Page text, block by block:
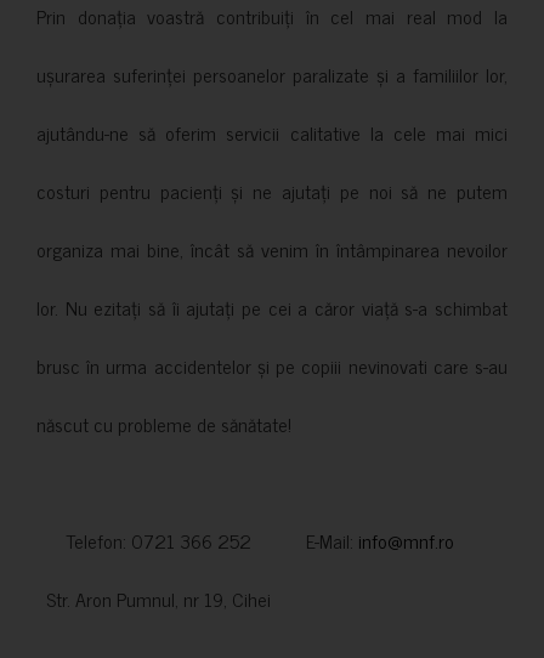
Prin donația voastră contribuiți în cel mai real mod la
ușurarea suferinței persoanelor paralizate și a familiilor lor,
ajutându-ne să oferim servicii calitative la cele mai mici
costuri pentru pacienți și ne ajutați pe noi să ne putem
organiza mai bine, încât să venim în întâmpinarea nevoilor
lor. Nu ezitați să îi ajutați pe cei a căror viață s-a schimbat
brusc în urma accidentelor și pe copiii nevinovati care s-au
născut cu probleme de sănătate!
Telefon: 0721 366 252 E-Mail: info@mnf.ro
Str. Aron Pumnul, nr 19, Cihei